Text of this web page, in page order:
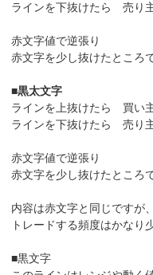
ラインを下抜けたら 売り
赤文字値で逆張り
赤文字を少し抜けたところ
■黒太文字
ラインを上抜けたら 買い
ラインを下抜けたら 売り
赤文字値で逆張り
赤文字を少し抜けたところ
内容は赤文字と同じですが
トレードする頻度はかなり
■黒文字